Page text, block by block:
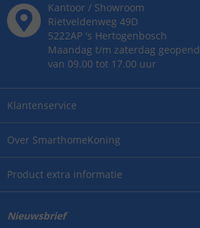
Over SmarthomeKoning
Product extra informatie
Klantenservice
Kantoor / Showroom
Rietveldenweg 49D
5222AP 's Hertogenbosch
Maandag t/m zaterdag geopend
van 09.00 tot 17.00 uur
Nieuwsbrief